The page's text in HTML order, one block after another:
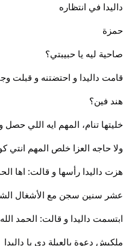
داليدا في انتظاره
حمزة
صاحية ليه يا حبيبتي؟
قامت داليدا و احتضتنه و قبلت
هند فين؟
خليتها تنام، المهم ايه اللي
ولا حاجه العزا خلص المهم انتي
هزت داليدا رأسها و قالت: اها
عشر سنين سجن مع الأشغال
ابتسمت داليدا و قالت: الحمد
ملكيش دعوة بالعيلة دي يا داليدا